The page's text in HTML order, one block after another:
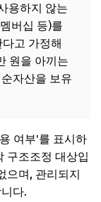
용하지 않는
버십 등)를
고 가정해
원을 아끼는
자산을 보유
여부'를 표시하
구조조정 대상입
으며, 관리되지
다.